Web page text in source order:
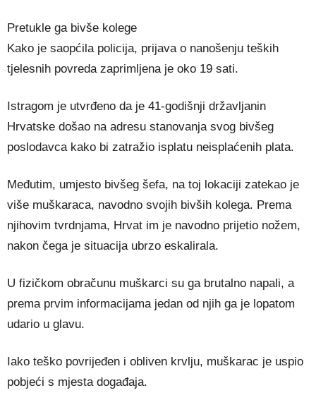
Pretukle ga bivše kolege
Kako je saopćila policija, prijava o nanošenju teških
tjelesnih povreda zaprimljena je oko 19 sati.
Istragom je utvrđeno da je 41-godišnji državljanin
Hrvatske došao na adresu stanovanja svog bivšeg
poslodavca kako bi zatražio isplatu neisplaćenih plata.
Međutim, umjesto bivšeg šefa, na toj lokaciji zatekao je
više muškaraca, navodno svojih bivših kolega. Prema
njihovim tvrdnjama, Hrvat im je navodno prijetio nožem,
nakon čega je situacija ubrzo eskalirala.
U fizičkom obračunu muškarci su ga brutalno napali, a
prema prvim informacijama jedan od njih ga je lopatom
udario u glavu.
Iako teško povrijeđen i obliven krvlju, muškarac je uspio
pobjeći s mjesta događaja.